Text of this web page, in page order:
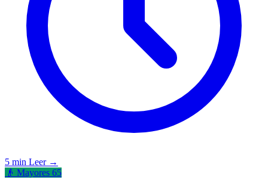
5 min Leer →
👴 Mayores 65